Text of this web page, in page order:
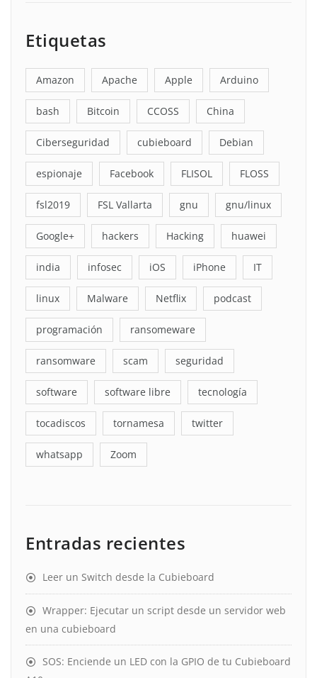
Etiquetas
Amazon Apache Apple Arduino
bash Bitcoin CCOSS China
Ciberseguridad cubieboard Debian
espionaje Facebook FLISOL FLOSS
fsl2019 FSL Vallarta gnu gnu/linux
Google+ hackers Hacking huawei
india infosec iOS iPhone IT
linux Malware Netflix podcast
programación ransomeware
ransomware scam seguridad
software software libre tecnología
tocadiscos tornamesa twitter
whatsapp Zoom
Entradas recientes
Leer un Switch desde la Cubieboard
Wrapper: Ejecutar un script desde un servidor web
en una cubieboard
SOS: Enciende un LED con la GPIO de tu Cubieboard